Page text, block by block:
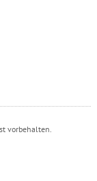
vorbehalten.